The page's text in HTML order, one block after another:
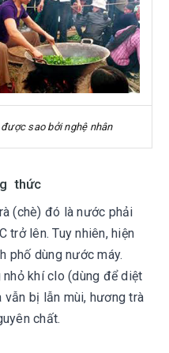
sao bởi nghệ nhân
thức
(chè) đó là nước phải
trở lên. Tuy nhiên, hiện
phố dùng nước máy.
khí clo (dùng để diệt
bị lẫn mùi, hương trà
chất.